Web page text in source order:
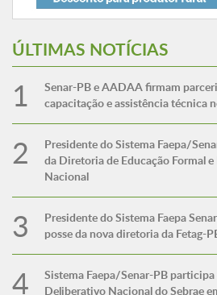
ÚLTIMAS NOTÍCIAS
Senar-PB e AADAA firmam
capacitação e assistência técnica
Presidente do Sistema Faepa/
da Diretoria de Educação Formal
Nacional
Presidente do Sistema Faepa
posse da nova diretoria da Fetag-
Sistema Faepa/Senar-PB
Deliberativo Nacional do Sebrae